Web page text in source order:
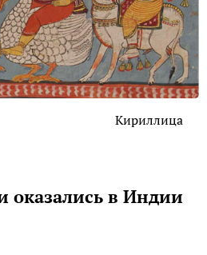
Кириллица
оказались в Индии